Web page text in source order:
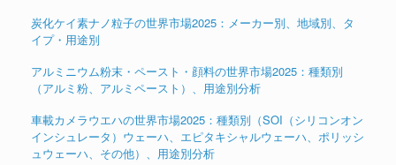
炭化ケイ素ナノ粒子の世界市場2025：メーカー別、地域別、タ
イプ・用途別
アルミニウム粉末・ペースト・顔料の世界市場2025：種類別
（アルミ粉、アルミペースト）、用途別分析
車載カメラウエハの世界市場2025：種類別（SOI（シリコンオン
インシュレータ）ウェーハ、エピタキシャルウェーハ、ポリッシ
ュウェーハ、その他）、用途別分析